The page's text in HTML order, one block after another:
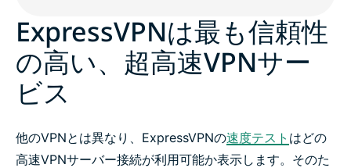
高速VPNを3ステップで簡単設定
動画のバッファ待ちなし
接続した瞬間から保護
ExpressVPNは最も信頼性
の高い、超高速VPNサー
ビス
他のVPNとは異なり、ExpressVPNの速度テスト はどの
高速VPNサーバー接続が利用可能か表示します。そのた